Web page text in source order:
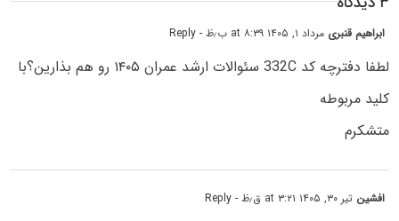
ابراهیم قنبری مرداد ۱, ۱۴۰۵ at ۸:۳۹ ب٫ظ - Reply
لطفا دفترچه کد 332C سئوالات ارشد عمران ۱۴۰۵ رو هم بذارین؟با
کلید مربوطه
متشکرم
افشین تیر ۳۰, ۱۴۰۵ at ۳:۲۱ ق٫ظ - Reply